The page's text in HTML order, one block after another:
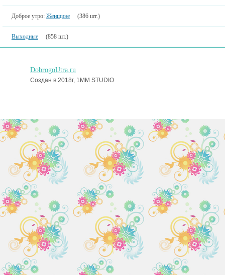
Доброе утро: Женщине (386 шт.)
Выходные (858 шт.)
DobrogoUtra.ru
Создан в 2018г, 1MM STUDIO